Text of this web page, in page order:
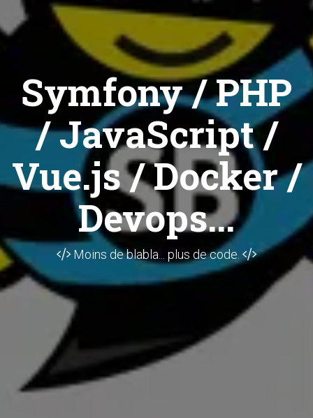
Symfony / PHP
/ JavaScript /
Vue.js / Docker /
Devops...
Moins de blabla... plus de code.